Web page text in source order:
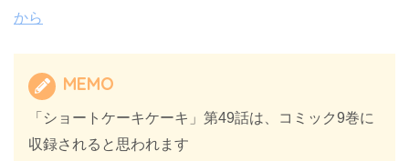
から
MEMO
「ショートケーキケーキ」第49話は、コミック9巻に
収録されると思われます